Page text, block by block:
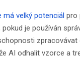
má velký potenciál pro
je používán
zpracovávat
AI odhalit vzorce a